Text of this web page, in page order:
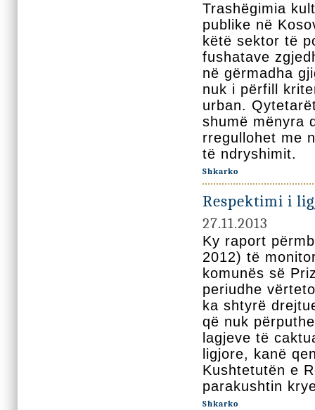
Trashëgimia
publike në
këtë sektor të
fushatave
në gërmadha
nuk i përfill
urban.
shumë mënyra
rregullohet me
të ndryshimit.
Shkarko
Respektimi i
27.11.2013
Ky raport
2012) të
komunës së
periudhe
ka shtyrë
që nuk
lagjeve të
ligjore, kanë
Kushtetutën e
parakushtin
Shkarko